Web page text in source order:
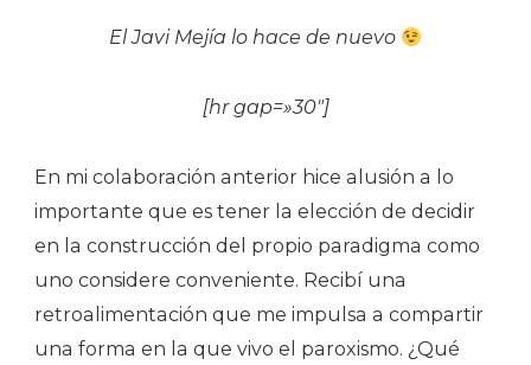
El Javi Mejía lo hace de nuevo
[hr gap=»30″]
En mi colaboración anterior hice alusión a lo
importante que es tener la elección de decidir
en la construcción del propio paradigma como
uno considere conveniente. Recibí una
retroalimentación que me impulsa a compartir
una forma en la que vivo el paroxismo. ¿Qué